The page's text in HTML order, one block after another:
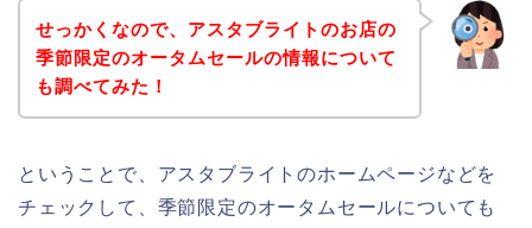
せっかくなので、アスタブライトのお店の
季節限定のオータムセールの情報について
も調べてみた！
ということで、アスタブライトのホームページなどを
チェックして、季節限定のオータムセールについても